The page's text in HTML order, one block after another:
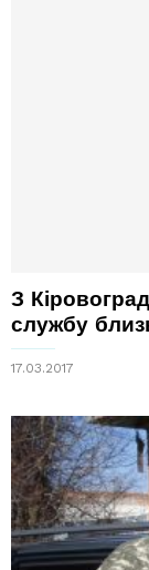
З
службу
17.03.2017